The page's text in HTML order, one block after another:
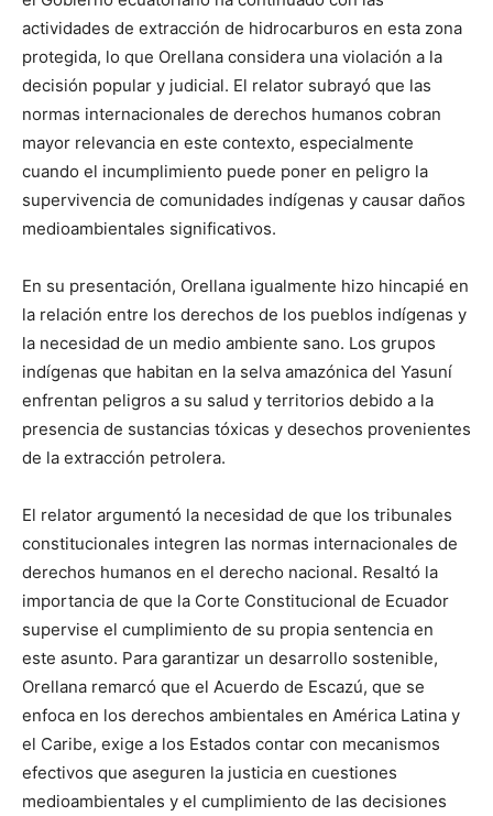
actividades de extracción de hidrocarburos en esta zona
protegida, lo que Orellana considera una violación a la
decisión popular y judicial. El relator subrayó que las
normas internacionales de derechos humanos cobran
mayor relevancia en este contexto, especialmente
cuando el incumplimiento puede poner en peligro la
supervivencia de comunidades indígenas y causar daños
medioambientales significativos.
En su presentación, Orellana igualmente hizo hincapié en
la relación entre los derechos de los pueblos indígenas y
la necesidad de un medio ambiente sano. Los grupos
indígenas que habitan en la selva amazónica del Yasuní
enfrentan peligros a su salud y territorios debido a la
presencia de sustancias tóxicas y desechos provenientes
de la extracción petrolera.
El relator argumentó la necesidad de que los tribunales
constitucionales integren las normas internacionales de
derechos humanos en el derecho nacional. Resaltó la
importancia de que la Corte Constitucional de Ecuador
supervise el cumplimiento de su propia sentencia en
este asunto. Para garantizar un desarrollo sostenible,
Orellana remarcó que el Acuerdo de Escazú, que se
enfoca en los derechos ambientales en América Latina y
el Caribe, exige a los Estados contar con mecanismos
efectivos que aseguren la justicia en cuestiones
medioambientales y el cumplimiento de las decisiones